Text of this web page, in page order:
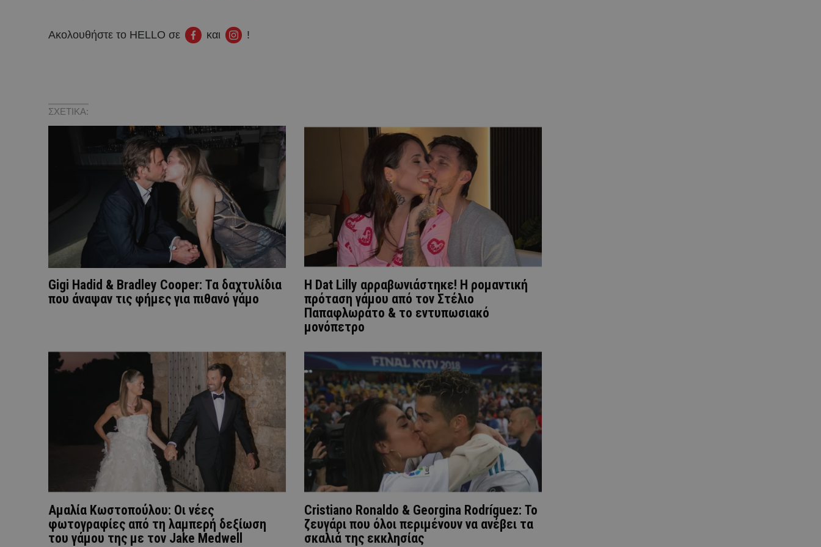
Ακολουθήστε το HELLO σε και !
ΣΧΕΤΙΚΑ:
Gigi Hadid & Bradley Cooper: Τα δαχτυλίδια
που άναψαν τις φήμες για πιθανό γάμο
Η Dat Lilly αρραβωνιάστηκε! Η ρομαντική
πρόταση γάμου από τον Στέλιο
Παπαφλωράτο & το εντυπωσιακό
μονόπετρο
Αμαλία Κωστοπούλου: Οι νέες
φωτογραφίες από τη λαμπερή δεξίωση
του γάμου της με τον Jake Medwell
Cristiano Ronaldo & Georgina Rodríguez: Το
ζευγάρι που όλοι περιμένουν να ανέβει τα
σκαλιά της εκκλησίας